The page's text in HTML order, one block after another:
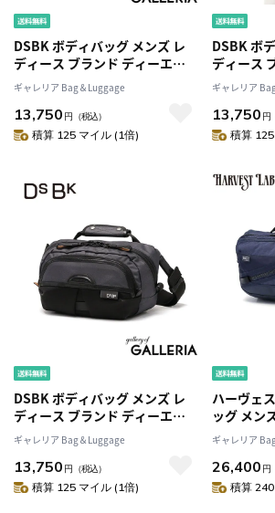
DSBK ボディバッグ メンズ レ
ディース ブランド ディーエス
ビーケー バッグ 斜めがけバッ
グ ショルダー ボディーバッグ
軽量 小さめ 横 横型 かっこいい
おしゃれ 黒 ブラック
ギャレリア Bag＆Luggage
13,750 円 （税込）
積算 125 マイル (1倍)
DSBK ボ
ディース
ビーケー
グ ショル
軽量 小さ
おしゃれ
ギャレリア
13,750 円
積算
DSBK ボディバッグ メンズ レ
ディース ブランド ディーエス
ビーケー バッグ 斜めがけバッ
グ ショルダー ボディーバッグ
軽量 小さめ 横 横型 かっこいい
おしゃれ 黒 ブラック
ギャレリア Bag＆Luggage
13,750 円 （税込）
積算 125 マイル (1倍)
ハーヴェ
ッグ メン
本革
ブランド
製 A5 斜め
ー ボディ
ギャレリア
26,400 円
積算